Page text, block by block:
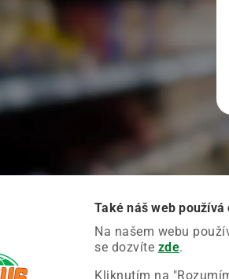
Také náš web používá
Na našem webu
se dozvíte zde.
Kliknutím na